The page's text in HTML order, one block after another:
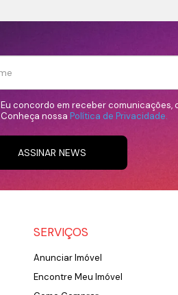
Eu concordo em receber
Conheça nossa Política de Privacidade.
ASSINAR NEWS
SERVIÇOS
Anunciar Imóvel
Encontre Meu Imóvel